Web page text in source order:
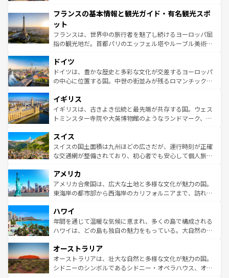
ませてくれるイタリアで、忘れられない旅をしてみよう！
なお、新着のイタリア情報は
しい。
文化が根付くこの国では、情熱的なフラメンコ、熱気あふ
れる闘牛、そして美味しいタパスが生活の一部となってい
る。首都マドリードの洗練された雰囲気や、バルセロナの
アートに溢れた街角から、地方では古代ローマ遺跡や中世
せる。地方によって風土や気候が異なるスペインはその個
性で訪れる人を魅了する。 なお、新着のスペイン情報は コ
ンテンツ一覧を参照してほしい。
フランスの基本情報と観光ガイド・有名観光スポ
ット
フランスは、世界中の旅行者を魅了し続けるヨーロッパ屈
指の観光地だ。首都パリのエッフェル塔やルーブル美術館
で、幅広い魅力が詰まっている。華麗な宮殿、歴史的な大
聖堂、美しいビーチ、そして豊かな自然が、訪れる者を心
から魅了する。また、フランスは美食の国としても知ら
いる。シャンパンの発祥地であるランス、プロヴァンスの
香り高いラベンダー畑など、多彩な楽しみ方が可能だ。さ
らに、パリ以外の地域にも魅力が溢れており、どの街角に
れる地方に足を運ぶとそれぞれで全く異なる文化を体験で
きるだろう。 なお、新着のフランス情報はコンテンツ一覧
を参照してほしい。
ドイツ
ドイツは、豊かな歴史と多彩な文化が交差するヨーロッパ
の中心に位置する国。中世の街並みが残るロマンチック街
顔を持つこの国は、どこを歩いても飽きることがない。ベ
ルリンの文化的活気、バイエルン州のアルプスの絶景、そ
してライン川沿いのワイン畑といった風景は必見。ビール
は、お酒好きな人にはぜひ体験してほしい。 なお、新着の
ドイツ情報はコンテンツ一覧を参照してほしい。
イギリス
イギリスは、古きよき伝統と最先端が共存する国。ウェス
トミンスター寺院や大英博物館のようなランドマーク、歴
リアごとに異なる魅力がある。また、優雅なアフタヌーン
ティー、ビール好きにはたまらない英国パブ、サッカー観
戦など、本場だからこそできる体験も豊富。イギリスを旅
ンツ一覧を参照してほしい。
スイス
スイスの国土面積は九州ほどの広さだが、運行時刻が正確
な交通網が整備されており、初心者でも安心して個人旅行
の建物がそのまま残る町や、スイスならではのユニークな
博物館もあり、アルプス観光だけでなく町歩きも満喫する
ことができる。国民の所得が高いため物価も高いが、旅行
ば市内交通費無料で観光を楽しむこともできる。 なお、新
着のスイス情報はコンテンツ一覧 を参照してほしい。
アメリカ
アメリカ合衆国は、広大な土地と多様な文化が魅力の国。
東海岸の都市部から西海岸のカリフォルニアまで、訪れる
のような巨大都市は、観光、ショッピング、エンターテイ
ンメントが詰まった刺激的なスポットだ。一方、アメリカ
西部には大自然が広がり、グランドキャニオンやイエロー
部のニューオーリンズでは、音楽と美食が融合した独特の
文化が魅力。旅行者はアメリカの各地域で異なる魅力を楽
しみながら、その多様性と豊かな歴史を感じることができ
ハワイ
年間を通じて温暖な気候に恵まれ、多くの島で構成される
ハワイは、どの島も独自の魅力をもっている。大自然の神
ワイ島は見逃せない。また、定番の観光地といえばオアフ
島だが、静かな自然を求めるならマウイ島やカウアイ島が
おすすめ。エメラルドグリーンに輝く海をはじめ、豊かな
オーストラリア
オーストラリアは、壮大な自然と多様な文化が魅力の国。
シドニーのシンボルであるシドニー・オペラハウス、オー